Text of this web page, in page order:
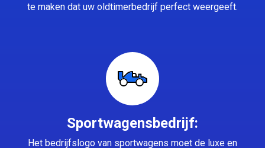
te maken dat uw oldtimerbedrijf perfect weergeeft.
Sportwagensbedrijf:
Het bedrijfslogo van sportwagens moet de luxe en